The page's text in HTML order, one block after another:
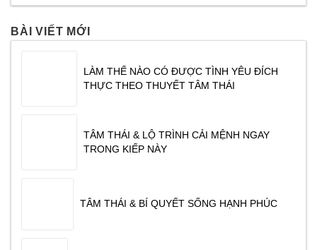
DOANH NGÀNH DƯỢC PHẨM NĂM 2017″ DO
SẺ. CHƯƠNG TRÌNH ĐƯỢC TỔ CHỨC VÀO
BÀI VIẾT MỚI
LÀM THẾ NÀO CÓ ĐƯỢC TÌNH YÊU ĐÍCH
THỰC THEO THUYẾT TÂM THÁI
TÂM THÁI & LỘ TRÌNH CẢI MỆNH NGAY
TRONG KIẾP NÀY
TÂM THÁI & BÍ QUYẾT SỐNG HẠNH PHÚC